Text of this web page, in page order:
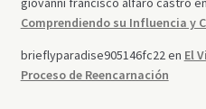
Comprendiendo su Influencia y
brieflyparadise905146fc22en El
Proceso de Reencarnación